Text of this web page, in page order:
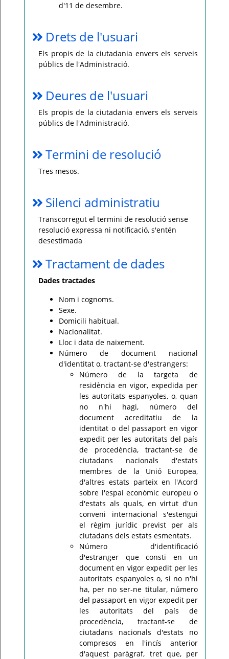
d'11 de desembre.
Drets de l'usuari
Els propis de la ciutadania envers els serveis
públics de l'Administració.
Deures de l'usuari
Els propis de la ciutadania envers els serveis
públics de l'Administració.
Termini de resolució
Tres mesos.
Silenci administratiu
Transcorregut el termini de resolució sense
resolució expressa ni notificació, s'entén
desestimada
Tractament de dades
Dades tractades
Nom i cognoms.
Sexe.
Domicili habitual.
Nacionalitat.
Lloc i data de naixement.
Número de document nacional
d'identitat o, tractant-se d'estrangers:
Número de la targeta de
residència en vigor, expedida per
les autoritats espanyoles, o, quan
no n'hi hagi, número del
document acreditatiu de la
identitat o del passaport en vigor
expedit per les autoritats del país
de procedència, tractant-se de
ciutadans nacionals d'estats
membres de la Unió Europea,
d'altres estats parteix en l'Acord
sobre l'espai econòmic europeu o
d'estats als quals, en virtut d'un
conveni internacional s'estengui
el règim jurídic previst per als
ciutadans dels estats esmentats.
Número d'identificació
d'estranger que consti en un
document en vigor expedit per les
autoritats espanyoles o, si no n'hi
ha, per no ser-ne titular, número
del passaport en vigor expedit per
les autoritats del país de
procedència, tractant-se de
ciutadans nacionals d'estats no
compresos en l'incís anterior
d'aquest paràgraf, tret que, per